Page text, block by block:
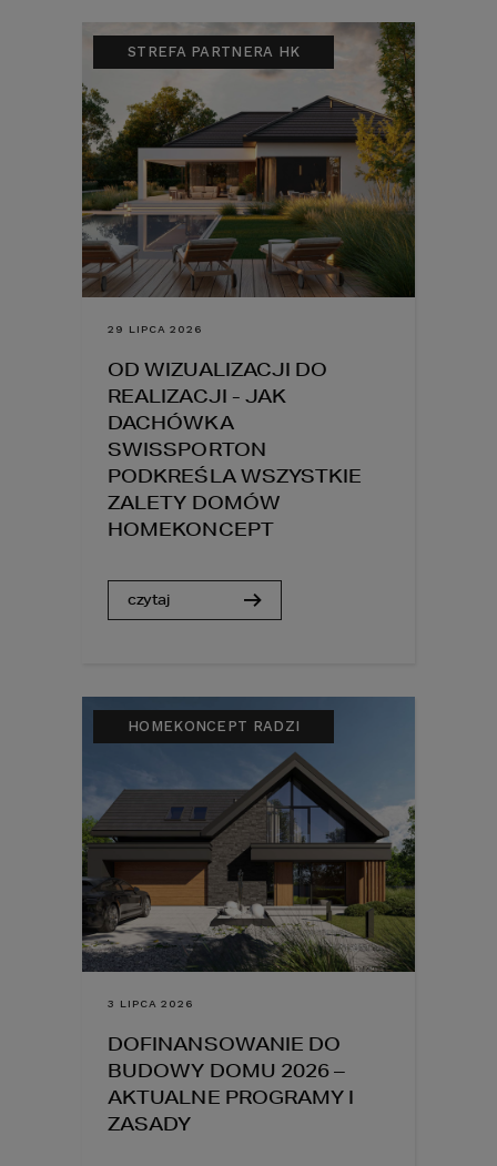
STREFA PARTNERA HK
29 LIPCA 2026
OD WIZUALIZACJI DO
REALIZACJI - JAK
DACHÓWKA
SWISSPORTON
PODKREŚLA WSZYSTKIE
ZALETY DOMÓW
HOMEKONCEPT
czytaj
HOMEKONCEPT RADZI
3 LIPCA 2026
DOFINANSOWANIE DO
BUDOWY DOMU 2026 –
AKTUALNE PROGRAMY I
ZASADY